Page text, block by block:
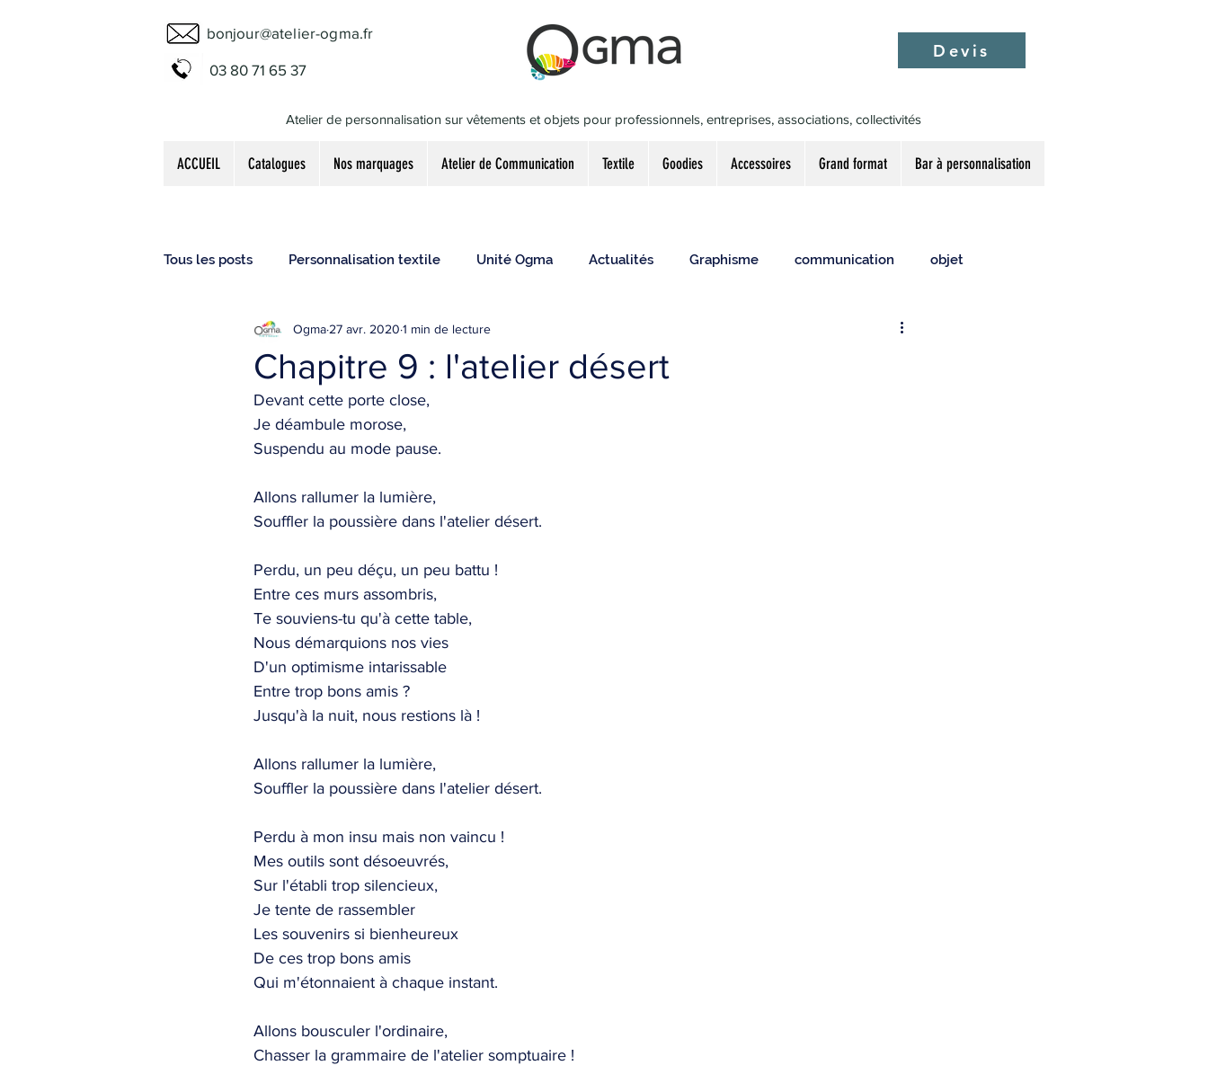
bonjour@atelier-ogma.fr
03 80 71 65 37
Devis
Atelier de personnalisation sur vêtements et objets pour professionnels, entreprises, associations, collectivités
ACCUEIL Catalogues Nos marquages Atelier de Communication Textile Goodies Accessoires Grand format Bar à personnalisation
Tous les posts Personnalisation textile Unité Ogma Actualités Graphisme communication objet
Elucubrations
Chapitre 9 : l'atelier désert
Ogma 27 avr. 2020 1 min de lecture
Devant cette porte close,
Je déambule morose,
Suspendu au mode pause.
Allons rallumer la lumière,
Souffler la poussière dans l'atelier désert.
Perdu, un peu déçu, un peu battu !
Entre ces murs assombris,
Te souviens-tu qu'à cette table,
Nous démarquions nos vies
D'un optimisme intarissable
Entre trop bons amis ?
Jusqu'à la nuit, nous restions là !
Allons rallumer la lumière,
Souffler la poussière dans l'atelier désert.
Perdu à mon insu mais non vaincu !
Mes outils sont désoeuvrés,
Sur l'établi trop silencieux,
Je tente de rassembler
Les souvenirs si bienheureux
De ces trop bons amis
Qui m'étonnaient à chaque instant.
Allons bousculer l'ordinaire,
Chasser la grammaire de l'atelier somptuaire !